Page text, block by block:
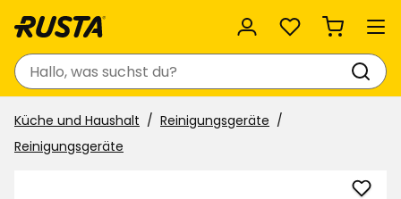
Favoriten
Suchen
Küche und Haushalt
Reinigungsgeräte
Reinigungsgeräte